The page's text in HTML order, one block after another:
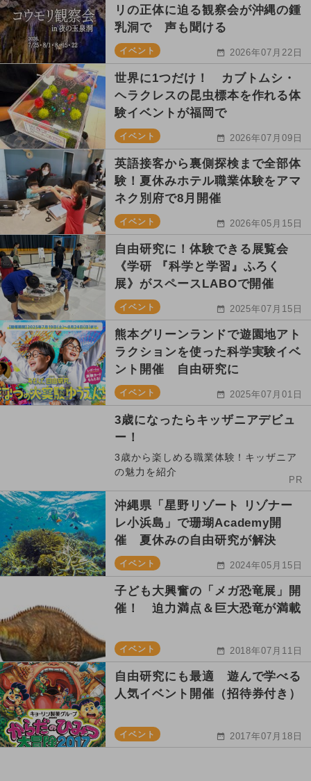
リの正体に迫る観察会が沖縄の鍾
乳洞で 声も聞ける
イベント 2026年07月22日
世界に1つだけ！ カブトムシ・
ヘラクレスの昆虫標本を作れる体
験イベントが福岡で
イベント 2026年07月09日
英語接客から裏側探検まで全部体
験！夏休みホテル職業体験をアマ
ネク別府で8月開催
イベント 2026年05月15日
自由研究に！体験できる展覧会
《学研 『科学と学習』ふろく
展》がスペースLABOで開催
イベント 2025年07月15日
熊本グリーンランドで遊園地アト
ラクションを使った科学実験イベ
ント開催 自由研究に
イベント 2025年07月01日
3歳になったらキッザニアデビュ
ー！
3歳から楽しめる職業体験！キッザニア
の魅力を紹介
PR
沖縄県「星野リゾート リゾナー
レ小浜島」で珊瑚Academy開
催 夏休みの自由研究が解決
イベント 2024年05月15日
子ども大興奮の「メガ恐竜展」開
催！ 迫力満点＆巨大恐竜が満載
イベント 2018年07月11日
自由研究にも最適 遊んで学べる
人気イベント開催（招待券付き）
イベント 2017年07月18日